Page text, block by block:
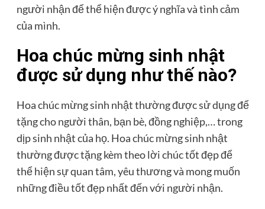
người nhận để thể hiện được ý nghĩa và tình cảm
của mình.
Hoa chúc mừng sinh nhật
được sử dụng như thế nào?
Hoa chúc mừng sinh nhật thường được sử dụng để
tặng cho người thân, bạn bè, đồng nghiệp,… trong
dịp sinh nhật của họ. Hoa chúc mừng sinh nhật
thường được tặng kèm theo lời chúc tốt đẹp để
thể hiện sự quan tâm, yêu thương và mong muốn
những điều tốt đẹp nhất đến với người nhận.